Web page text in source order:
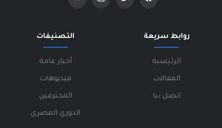
روابط سريعة
الرئيسية
المقالات
اتصل بنا
التصنيفات
أخبار عامة
فيديوهات
المحترفين
الدوري المصري